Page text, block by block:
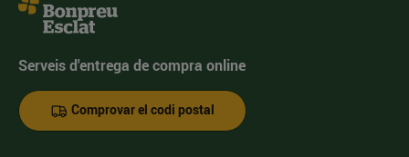
Serveis d'entrega de compra online
Comprovar el codi postal